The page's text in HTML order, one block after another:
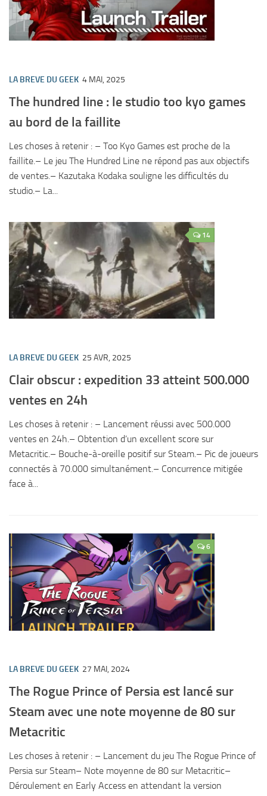
LA BREVE DU GEEK 4 MAI, 2025
The hundred line : le studio too kyo games
au bord de la faillite
Les choses à retenir : – Too Kyo Games est proche de la
faillite.– Le jeu The Hundred Line ne répond pas aux objectifs
de ventes.– Kazutaka Kodaka souligne les difficultés du
studio.– La...
14
LA BREVE DU GEEK 25 AVR, 2025
Clair obscur : expedition 33 atteint 500.000
ventes en 24h
Les choses à retenir : – Lancement réussi avec 500.000
ventes en 24h.– Obtention d’un excellent score sur
Metacritic.– Bouche-à-oreille positif sur Steam.– Pic de joueurs
connectés à 70.000 simultanément.– Concurrence mitigée
face à...
6
LA BREVE DU GEEK 27 MAI, 2024
The Rogue Prince of Persia est lancé sur
Steam avec une note moyenne de 80 sur
Metacritic
Les choses à retenir : – Lancement du jeu The Rogue Prince of
Persia sur Steam– Note moyenne de 80 sur Metacritic–
Déroulement en Early Access en attendant la version